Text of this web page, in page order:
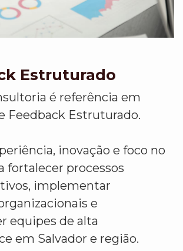
Estruturado
é referência em
Feedback Estruturado.
inovação e foco no
fortalecer processos
implementar
e
equipes de alta
em Salvador e região.